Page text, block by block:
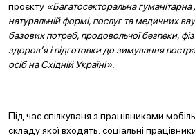
проєкту «Багатосекторальна
натуральній формі, послуг та медичних
базових потреб, продовольчої безпеки,
здоров’я і підготовки до зимування
осіб на Східній Україні».
Під час спілкуваня з працівниками
складу якої входять: соціальні